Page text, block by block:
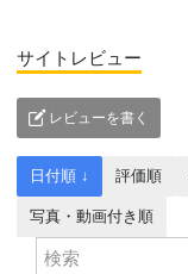
サイトレビュー
レビューを書く
日付順 ↓ 評価順
写真・動画付き順